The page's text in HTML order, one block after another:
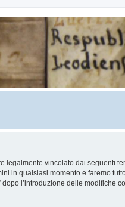
legalmente vincolato dai seguenti
in qualsiasi momento e faremo
l’introduzione delle modifiche